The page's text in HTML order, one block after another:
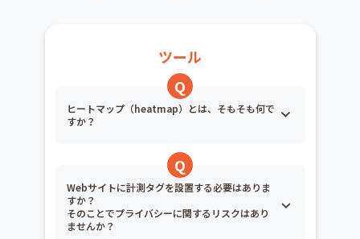
ツール
ヒートマップ（heatmap）とは、そもそも何で
すか？
Webサイトに計測タグを設置する必要はありま
すか？
そのことでプライバシーに関するリスクはあり
ませんか？